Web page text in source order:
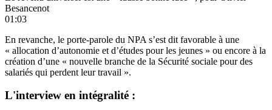
Besancenot
01:03
En revanche, le porte-parole du NPA s’est dit favorable à une
« allocation d’autonomie et d’études pour les jeunes » ou encore à la
création d’une « nouvelle branche de la Sécurité sociale pour des
salariés qui perdent leur travail ».
L'interview en intégralité :